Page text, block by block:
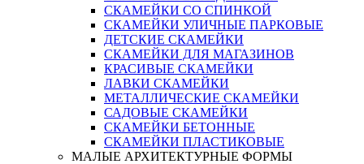
СКАМЕЙКИ СО СПИНКОЙ
СКАМЕЙКИ УЛИЧНЫЕ ПАРКОВЫЕ
ДЕТСКИЕ СКАМЕЙКИ
СКАМЕЙКИ ДЛЯ МАГАЗИНОВ
КРАСИВЫЕ СКАМЕЙКИ
ЛАВКИ СКАМЕЙКИ
МЕТАЛЛИЧЕСКИЕ СКАМЕЙКИ
САДОВЫЕ СКАМЕЙКИ
СКАМЕЙКИ БЕТОННЫЕ
СКАМЕЙКИ ПЛАСТИКОВЫЕ
МАЛЫЕ АРХИТЕКТУРНЫЕ ФОРМЫ